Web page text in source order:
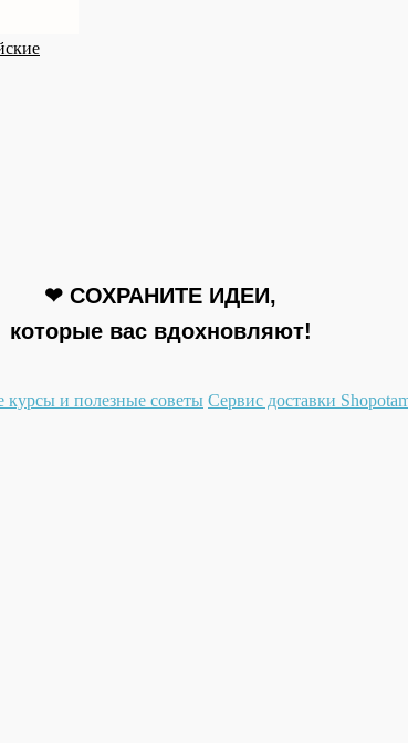
❤ СОХРАНИТЕ ИДЕИ,
которые вас вдохновляют!
и полезные советы Сервис доставки